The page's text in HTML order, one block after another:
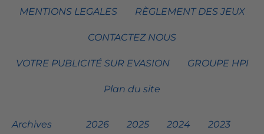
MENTIONS LEGALES RÈGLEMENT DES JEUX
CONTACTEZ NOUS
VOTRE PUBLICITÉ SUR EVASION GROUPE HPI
Plan du site
Archives 2026 2025 2024 2023